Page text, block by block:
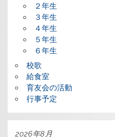
２年生
３年生
４年生
５年生
６年生
校歌
給食室
育友会の活動
行事予定
2026年8月